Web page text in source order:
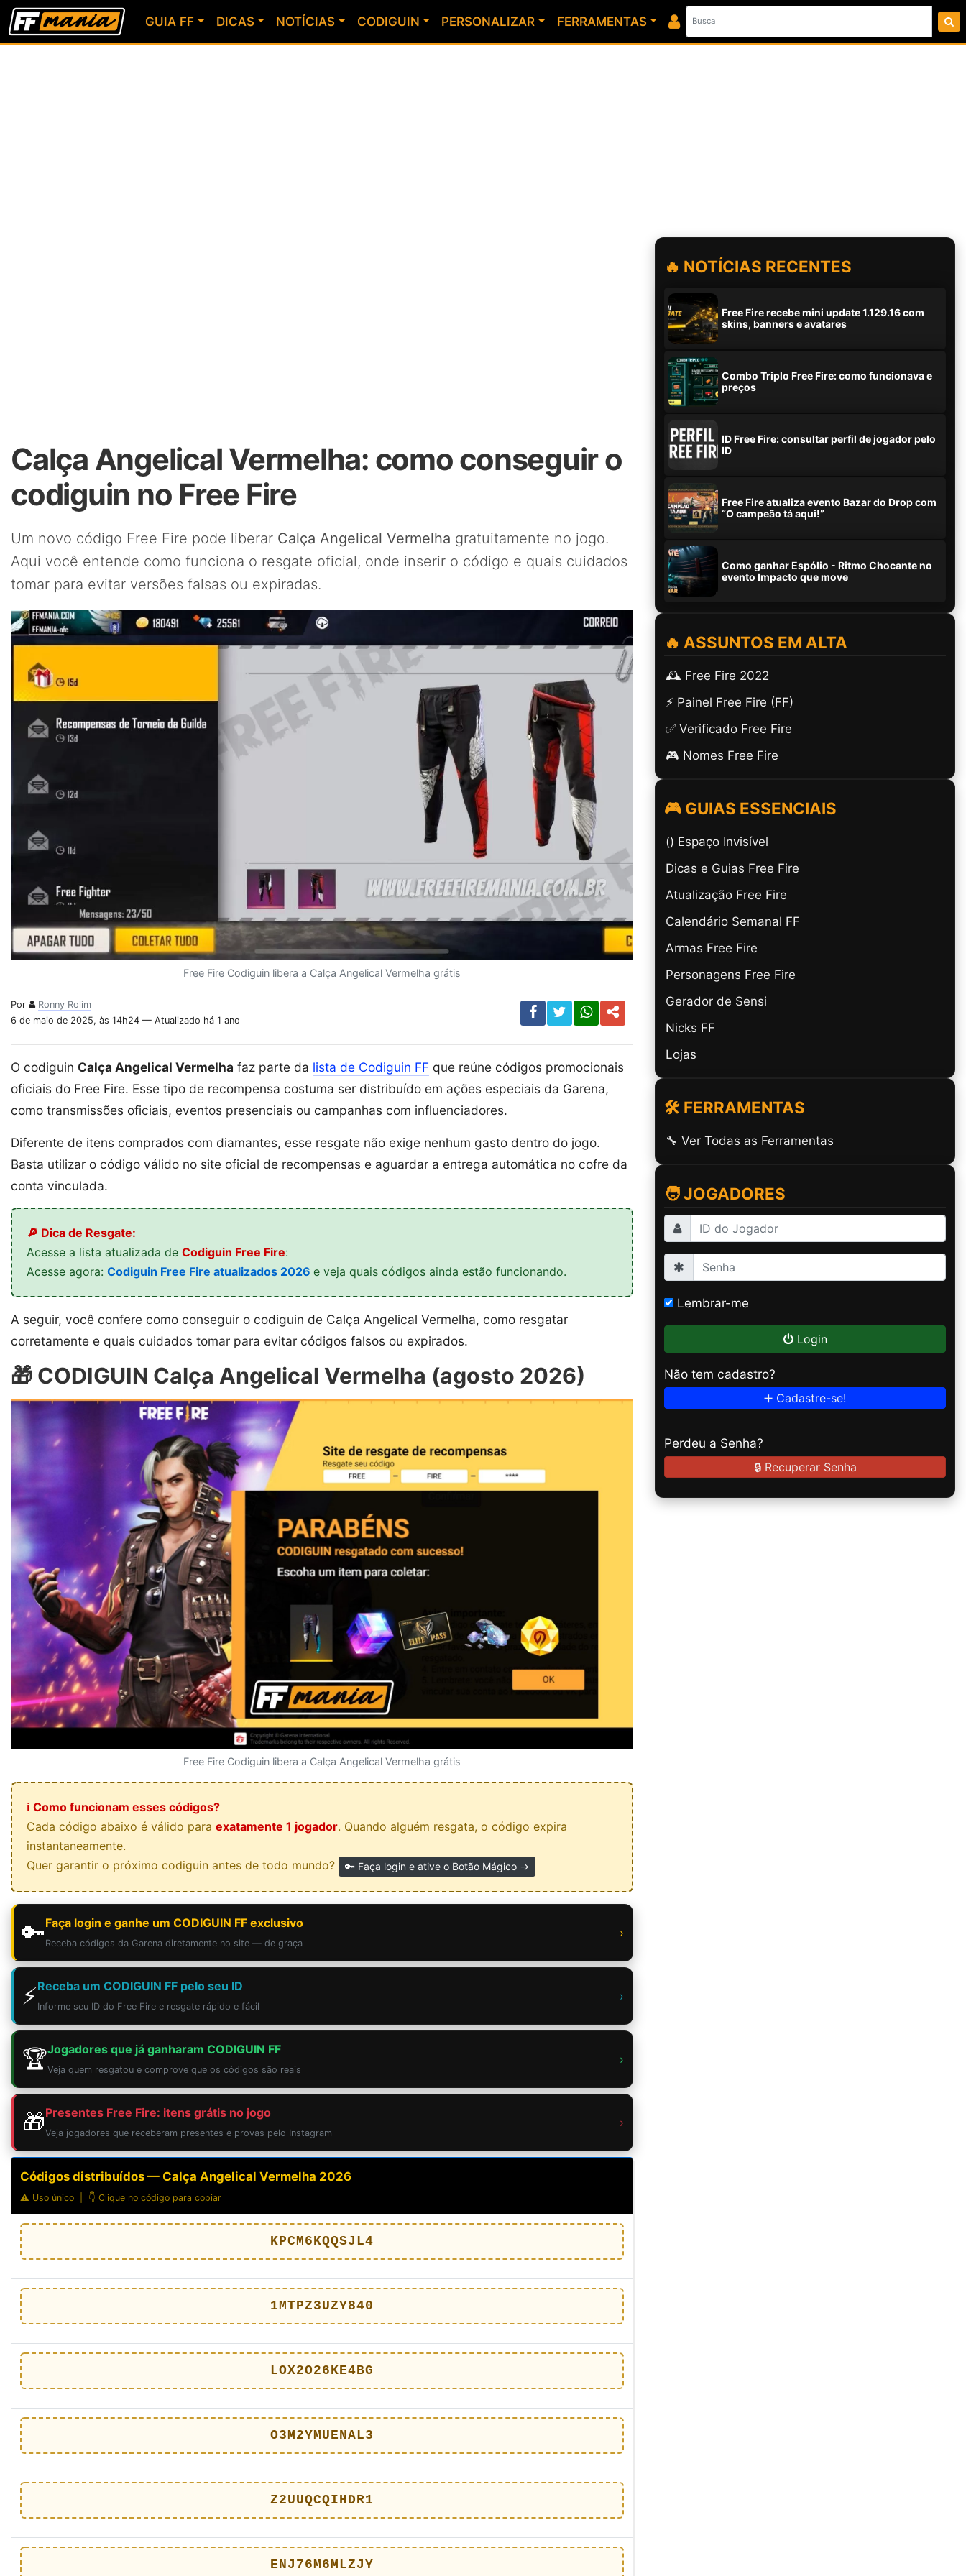
GUIA FF DICAS NOTÍCIAS CODIGUIN PERSONALIZAR FERRAMENTAS
Calça Angelical Vermelha: como conseguir o
codiguin no Free Fire
Um novo código Free Fire pode liberar Calça Angelical Vermelha gratuitamente no jogo.
Aqui você entende como funciona o resgate oficial, onde inserir o código e quais cuidados
tomar para evitar versões falsas ou expiradas.
Free Fire Codiguin libera a Calça Angelical Vermelha grátis
Por
Ronny Rolim
6 de maio de 2025, às 14h24 — Atualizado há 1 ano
O codiguin Calça Angelical Vermelha faz parte da lista de Codiguin FF que reúne códigos promocionais
oficiais do Free Fire. Esse tipo de recompensa costuma ser distribuído em ações especiais da Garena,
como transmissões oficiais, eventos presenciais ou campanhas com influenciadores.
Diferente de itens comprados com diamantes, esse resgate não exige nenhum gasto dentro do jogo.
Basta utilizar o código válido no site oficial de recompensas e aguardar a entrega automática no cofre da
conta vinculada.
🔎 Dica de Resgate:
Acesse a lista atualizada de Codiguin Free Fire:
Acesse agora: Codiguin Free Fire atualizados 2026 e veja quais códigos ainda estão funcionando.
A seguir, você confere como conseguir o codiguin de Calça Angelical Vermelha, como resgatar
corretamente e quais cuidados tomar para evitar códigos falsos ou expirados.
🎁 CODIGUIN Calça Angelical Vermelha (agosto 2026)
Free Fire Codiguin libera a Calça Angelical Vermelha grátis
ℹ️ Como funcionam esses códigos?
Cada código abaixo é válido para exatamente 1 jogador. Quando alguém resgata, o código expira
instantaneamente.
Quer garantir o próximo codiguin antes de todo mundo?
🔑 Faça login e ative o Botão Mágico →
🔑Faça login e ganhe um CODIGUIN FF exclusivo
Receba códigos da Garena diretamente no site — de graça
›
⚡Receba um CODIGUIN FF pelo seu ID
Informe seu ID do Free Fire e resgate rápido e fácil
›
🏆Jogadores que já ganharam CODIGUIN FF
Veja quem resgatou e comprove que os códigos são reais
›
🎁Presentes Free Fire: itens grátis no jogo
Veja jogadores que receberam presentes e provas pelo Instagram
›
Códigos distribuídos — Calça Angelical Vermelha 2026
⚠️ Uso único | 👇 Clique no código para copiar
KPCM6KQQSJL4
1MTPZ3UZY840
LOX2O26KE4BG
O3M2YMUENAL3
Z2UUQCQIHDR1
ENJ76M6MLZJY
🔥 NOTÍCIAS RECENTES
Free Fire recebe mini update 1.129.16 com
skins, banners e avatares
Combo Triplo Free Fire: como funcionava e
preços
ID Free Fire: consultar perfil de jogador pelo
ID
Free Fire atualiza evento Bazar do Drop com
“O campeão tá aqui!”
Como ganhar Espólio - Ritmo Chocante no
evento Impacto que move
🔥 ASSUNTOS EM ALTA
🕰️ Free Fire 2022
⚡ Painel Free Fire (FF)
✅ Verificado Free Fire
🎮 Nomes Free Fire
🎮 GUIAS ESSENCIAIS
(ㅤ) Espaço Invisível
Dicas e Guias Free Fire
Atualização Free Fire
Calendário Semanal FF
Armas Free Fire
Personagens Free Fire
Gerador de Sensi
Nicks FF
Lojas
🛠️ FERRAMENTAS
🔧 Ver Todas as Ferramentas
🧑 JOGADORES
Lembrar-me
Login
Não tem cadastro?
➕ Cadastre-se!
Perdeu a Senha?
🔒 Recuperar Senha